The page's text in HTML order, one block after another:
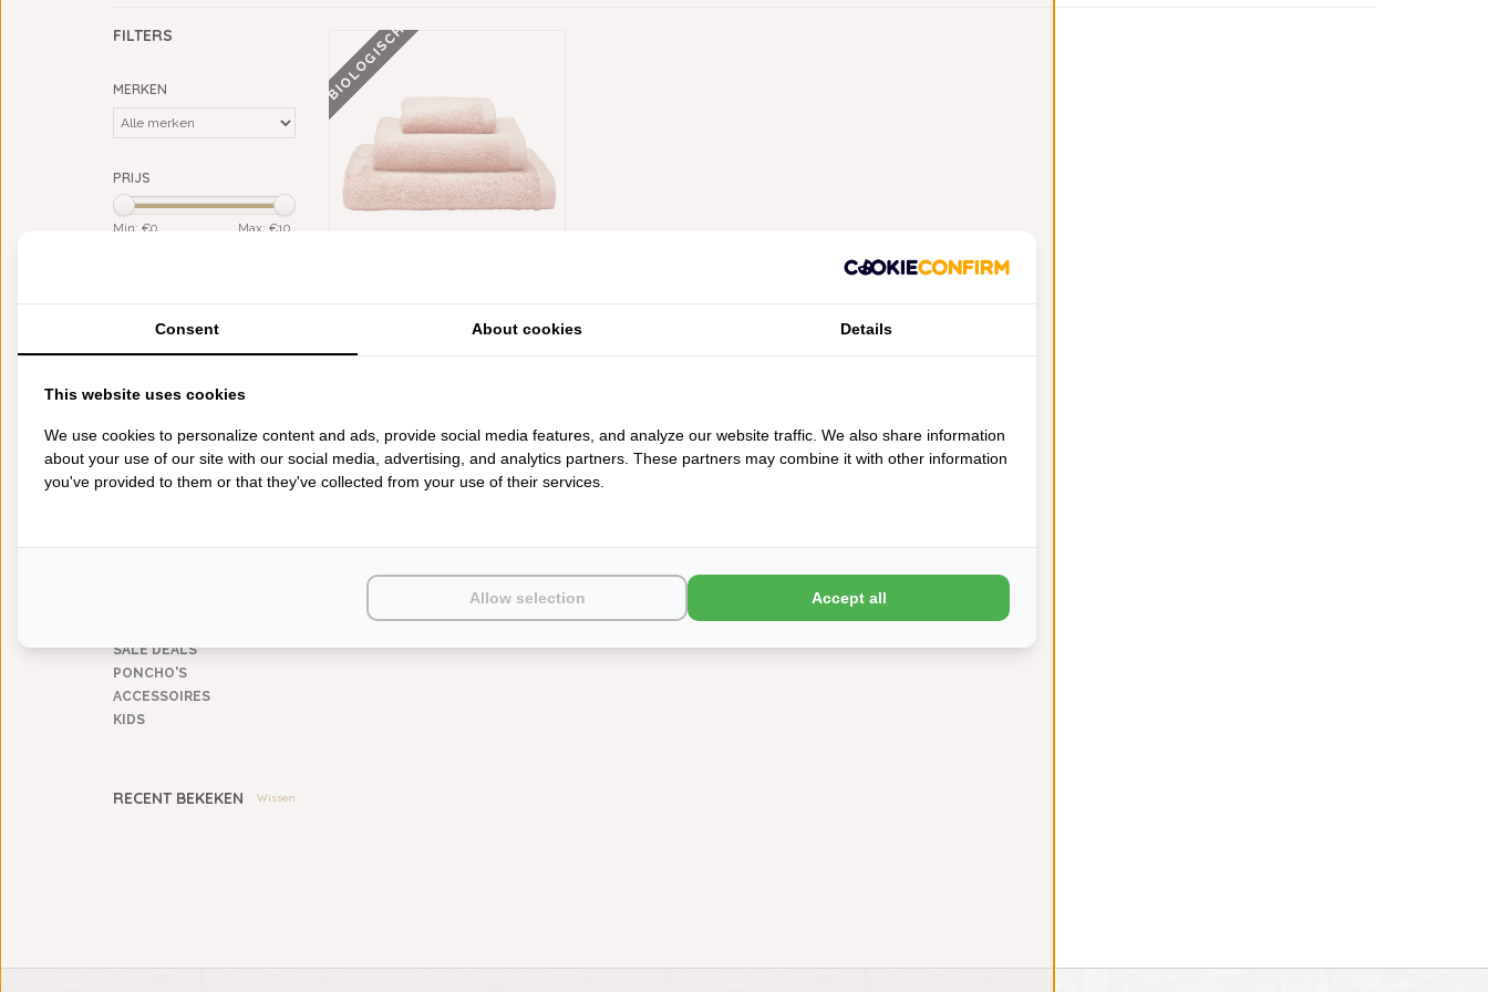
FILTERS
MERKEN
PRIJS
Min: €0 Max: €10
roze(1)
CATEGORIEËN
BADGOED
BEDDENGOED
SALE DEALS
PONCHO'S
ACCESSOIRES
KIDS
RECENT BEKEKEN Wissen
BIOLOGISCH
BIOLOGISCH BADGOED NUDE,
Consent About cookies Details
This website uses cookies
We use cookies to personalize content and ads, provide social media features, and analyze our website traffic. We also share information
about your use of our site with our social media, advertising, and analytics partners. These partners may combine it with other information
you've provided to them or that they've collected from your use of their services.
Allow selection Accept all